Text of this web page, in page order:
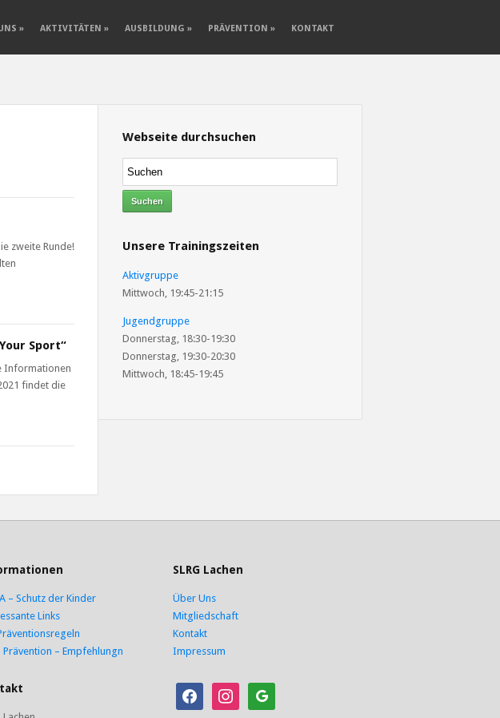
» AKTIVITÄTEN » AUSBILDUNG » PRÄVENTION » KONTAKT
zweite Runde!
Sport“
Informationen
findet die
Webseite durchsuchen
Unsere Trainingszeiten
Aktivgruppe
Mittwoch, 19:45-21:15
Jugendgruppe
Donnerstag, 18:30-19:30
Donnerstag, 19:30-20:30
Mittwoch, 18:45-19:45
– Schutz der Kinder
Links
Prävention – Empfehlungn
SLRG Lachen
Über Uns
Mitgliedschaft
Kontakt
Impressum
facebookinstagramgoogle